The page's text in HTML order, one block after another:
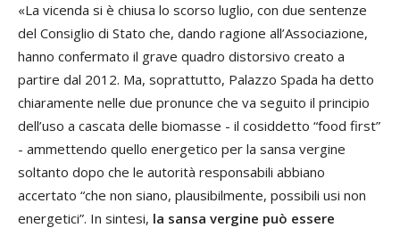
«La vicenda si è chiusa lo scorso luglio, con due sentenze
del Consiglio di Stato che, dando ragione all’Associazione,
hanno confermato il grave quadro distorsivo creato a
partire dal 2012. Ma, soprattutto, Palazzo Spada ha detto
chiaramente nelle due pronunce che va seguito il principio
dell’uso a cascata delle biomasse - il cosiddetto “food first”
- ammettendo quello energetico per la sansa vergine
soltanto dopo che le autorità responsabili abbiano
accertato “che non siano, plausibilmente, possibili usi non
energetici”. In sintesi, la sansa vergine può essere